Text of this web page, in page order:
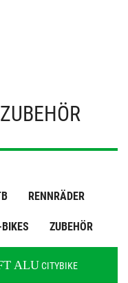
RENNRÄDER
ZUBEHÖR
ALUCITYBIKE